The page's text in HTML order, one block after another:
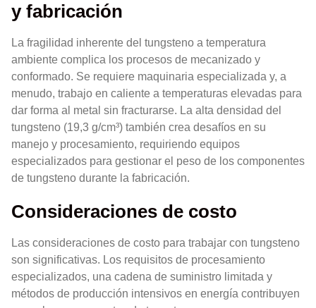
y fabricación
La fragilidad inherente del tungsteno a temperatura
ambiente complica los procesos de mecanizado y
conformado. Se requiere maquinaria especializada y, a
menudo, trabajo en caliente a temperaturas elevadas para
dar forma al metal sin fracturarse. La alta densidad del
tungsteno (19,3 g/cm³) también crea desafíos en su
manejo y procesamiento, requiriendo equipos
especializados para gestionar el peso de los componentes
de tungsteno durante la fabricación.
Consideraciones de costo
Las consideraciones de costo para trabajar con tungsteno
son significativas. Los requisitos de procesamiento
especializados, una cadena de suministro limitada y
métodos de producción intensivos en energía contribuyen